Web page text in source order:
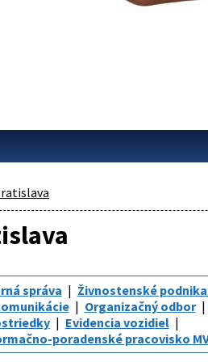
správa
Živnostenské
Organizačný odbor
Evidencia vozidiel
poradenské pracovisko